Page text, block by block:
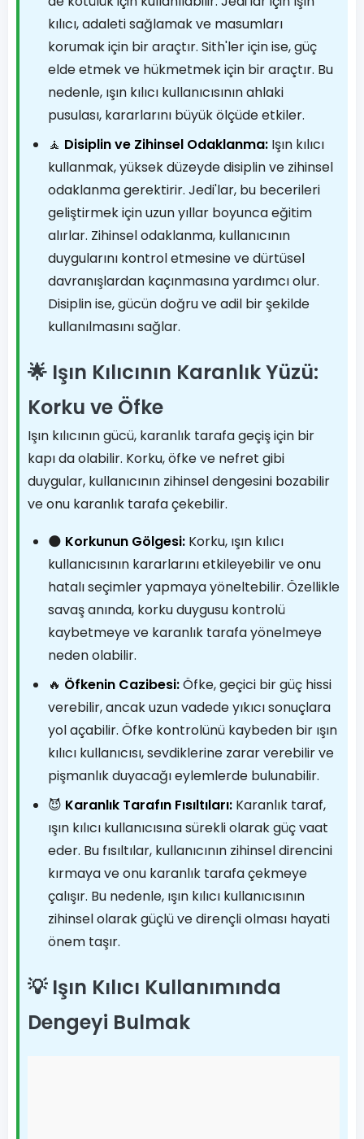
kılıcı, adaleti sağlamak ve masumları
korumak için bir araçtır. Sith'ler için ise, güç
elde etmek ve hükmetmek için bir araçtır. Bu
nedenle, ışın kılıcı kullanıcısının ahlaki
pusulası, kararlarını büyük ölçüde etkiler.
🧘 Disiplin ve Zihinsel Odaklanma: Işın kılıcı
kullanmak, yüksek düzeyde disiplin ve zihinsel
odaklanma gerektirir. Jedi'lar, bu becerileri
geliştirmek için uzun yıllar boyunca eğitim
alırlar. Zihinsel odaklanma, kullanıcının
duygularını kontrol etmesine ve dürtüsel
davranışlardan kaçınmasına yardımcı olur.
Disiplin ise, gücün doğru ve adil bir şekilde
kullanılmasını sağlar.
🌟 Işın Kılıcının Karanlık Yüzü:
Korku ve Öfke
Işın kılıcının gücü, karanlık tarafa geçiş için bir
kapı da olabilir. Korku, öfke ve nefret gibi
duygular, kullanıcının zihinsel dengesini bozabilir
ve onu karanlık tarafa çekebilir.
🌑 Korkunun Gölgesi: Korku, ışın kılıcı
kullanıcısının kararlarını etkileyebilir ve onu
hatalı seçimler yapmaya yöneltebilir. Özellikle
savaş anında, korku duygusu kontrolü
kaybetmeye ve karanlık tarafa yönelmeye
neden olabilir.
🔥 Öfkenin Cazibesi:Öfke, geçici bir güç hissi
verebilir, ancak uzun vadede yıkıcı sonuçlara
yol açabilir. Öfke kontrolünü kaybeden bir ışın
kılıcı kullanıcısı, sevdiklerine zarar verebilir ve
pişmanlık duyacağı eylemlerde bulunabilir.
😈 Karanlık Tarafın Fısıltıları: Karanlık taraf,
ışın kılıcı kullanıcısına sürekli olarak güç vaat
eder. Bu fısıltılar, kullanıcının zihinsel direncini
kırmaya ve onu karanlık tarafa çekmeye
çalışır. Bu nedenle, ışın kılıcı kullanıcısının
zihinsel olarak güçlü ve dirençli olması hayati
önem taşır.
💡 Işın Kılıcı Kullanımında
Dengeyi Bulmak